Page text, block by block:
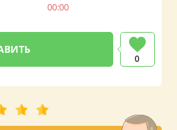
00:00
0